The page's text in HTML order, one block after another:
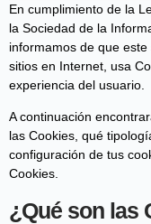
En cumplimiento de la
la Sociedad de la
informamos de que
sitios en Internet, usa
experiencia del usuario.
A continuación
las Cookies, qué
configuración de tus
Cookies.
¿Qué son las